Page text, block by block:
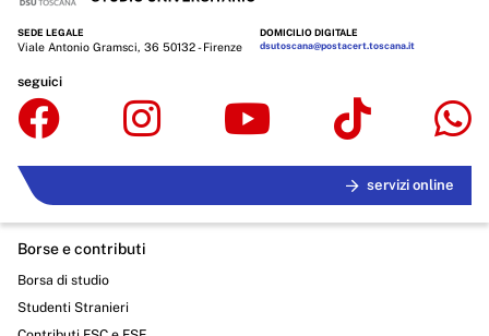
SEDE LEGALE
Viale Antonio Gramsci, 36 50132 - Firenze
DOMICILIO DIGITALE
dsutoscana@postacert.toscana.it
seguici
servizi online
Borse e contributi
Borsa di studio
Studenti Stranieri